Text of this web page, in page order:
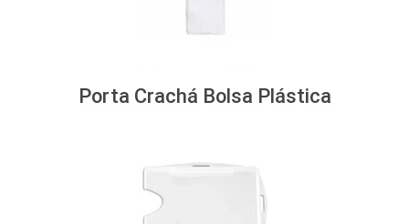
Porta Crachá Bolsa Plástica